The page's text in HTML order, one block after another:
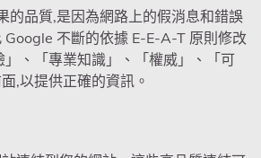
的品質,是因為網路上的假消息和錯誤
Google 不斷的依據 E-E-A-T 原則修改
」、「專業知識」、「權威」、「可
,以提供正確的資訊。